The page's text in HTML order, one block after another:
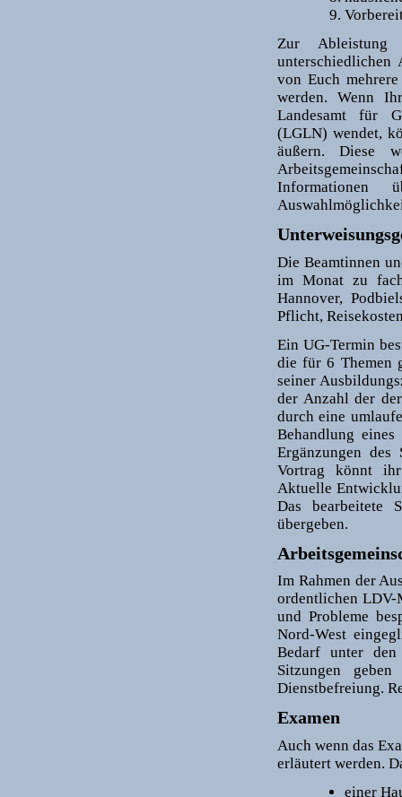
Zur Ableistung
unterschiedlichen
von Euch
werden. Wenn
Landesamt für
(LGLN) wendet,
äußern. Diese
Informationen
Die Beamtinnen
im Monat zu
Hannover,
Pflicht,
Ein UG-Termin
die für 6 Themen
seiner
der Anzahl der
durch eine
Behandlung
Ergänzungen des
Vortrag könnt
Aktuelle
Das bearbeitete
übergeben.
Im Rahmen der
ordentlichen LDV-
und Probleme
Nord-West
Bedarf unter
Sitzungen
Dienstbefreiung.
Examen
Auch wenn das
erläutert werden.
einer